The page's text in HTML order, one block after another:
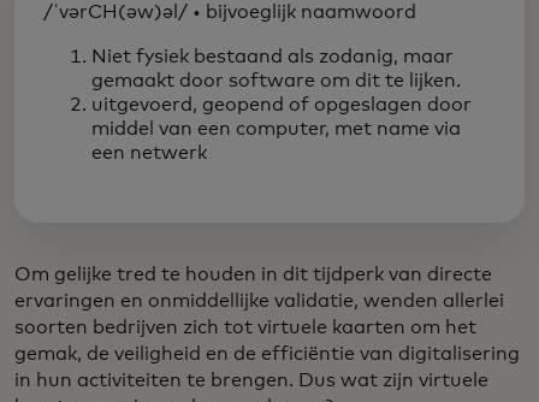
/ˈvərCH(əw)əl/ • bijvoeglijk naamwoord
Niet fysiek bestaand als zodanig, maar
gemaakt door software om dit te lijken.
uitgevoerd, geopend of opgeslagen door
middel van een computer, met name via
een netwerk
Om gelijke tred te houden in dit tijdperk van directe
ervaringen en onmiddellijke validatie, wenden allerlei
soorten bedrijven zich tot virtuele kaarten om het
gemak, de veiligheid en de efficiëntie van digitalisering
in hun activiteiten te brengen. Dus wat zijn virtuele